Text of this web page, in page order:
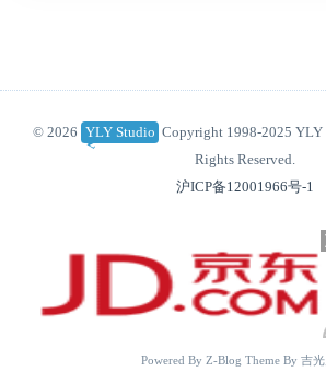
© 2026 YLY Studio Copyright 1998-2025 YLY
Rights Reserved.
沪ICP备12001966号-1
Powered By Z-Blog Theme By 吉光